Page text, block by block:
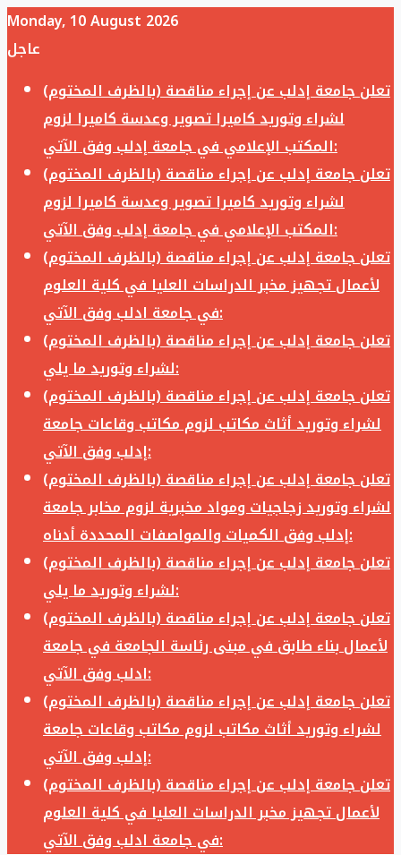
Monday, 10 August 2026
عاجل
تعلن جامعة إدلب عن إجراء مناقصة (بالظرف المختوم)
لشراء وتوريد كاميرا تصوير وعدسة كاميرا لزوم
المكتب الإعلامي في جامعة إدلب وفق الآتي:
تعلن جامعة إدلب عن إجراء مناقصة (بالظرف المختوم)
لشراء وتوريد كاميرا تصوير وعدسة كاميرا لزوم
المكتب الإعلامي في جامعة إدلب وفق الآتي:
تعلن جامعة إدلب عن إجراء مناقصة (بالظرف المختوم)
لأعمال تجهيز مخبر الدراسات العليا في كلية العلوم
في جامعة ادلب وفق الآتي:
تعلن جامعة إدلب عن إجراء مناقصة (بالظرف المختوم)
لشراء وتوريد ما يلي:
تعلن جامعة إدلب عن إجراء مناقصة (بالظرف المختوم)
لشراء وتوريد أثاث مكاتب لزوم مكاتب وقاعات جامعة
إدلب وفق الآتي:
تعلن جامعة إدلب عن إجراء مناقصة (بالظرف المختوم)
لشراء وتوريد زجاجيات ومواد مخبرية لزوم مخابر جامعة
إدلب وفق الكميات والمواصفات المحددة أدناه:
تعلن جامعة إدلب عن إجراء مناقصة (بالظرف المختوم)
لشراء وتوريد ما يلي:
تعلن جامعة إدلب عن إجراء مناقصة (بالظرف المختوم)
لأعمال بناء طابق في مبنى رئاسة الجامعة في جامعة
ادلب وفق الآتي:
تعلن جامعة إدلب عن إجراء مناقصة (بالظرف المختوم)
لشراء وتوريد أثاث مكاتب لزوم مكاتب وقاعات جامعة
إدلب وفق الآتي:
تعلن جامعة إدلب عن إجراء مناقصة (بالظرف المختوم)
لأعمال تجهيز مخبر الدراسات العليا في كلية العلوم
في جامعة ادلب وفق الآتي: